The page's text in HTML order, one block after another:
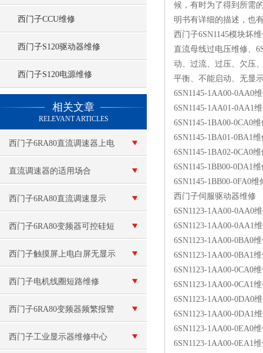
西门子CCU维修
西门子S120驱动器维修
西门子S120电源维修
相关文章
RELEVANT ARTICLES
西门子6RA80直流调速器上电
报警F60038故障代码修复
直流调速器的适用场合
西门子6RA80直流调速显示
f60038，f6005*维修
西门子6RA80变频器可控硅短
路
西门子触摸屏上电白屏无显示
维修
西门子电机线圈短路维修
西门子6RA80变频器频繁报警
西门子工业显示器维修中心
候，有时为了得到所需
明书有详细的描述，也
西门子6SN1145模块坏
直流母线过电压维修、
动、过流、过压、欠压
平衡、不能启动、无显
6SN1145-1AA00-0AA0
6SN1145-1AA01-0AA1
6SN1145-1BA00-0CA0
6SN1145-1BA01-0BA1
6SN1145-1BA02-0CA0
6SN1145-1BB00-0DA1
6SN1145-1BB00-0FA0
西门子伺服驱动器维修
6SN1123-1AA00-0AA0
6SN1123-1AA00-0AA1
6SN1123-1AA00-0BA0
6SN1123-1AA00-0BA1
6SN1123-1AA00-0CA0
6SN1123-1AA00-0CA1
6SN1123-1AA00-0DA0
6SN1123-1AA00-0DA1
6SN1123-1AA00-0EA0
6SN1123-1AA00-0EA1